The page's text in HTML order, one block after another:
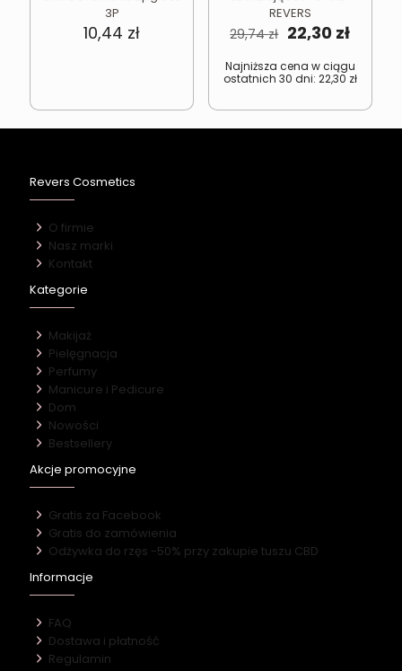
3P
10,44 zł
REVERS
29,74zł Pierwotna
wynosiła:
29,74 zł.
22,30 zł
22,30
Najniższa cena w ciągu
ostatnich 30 dni: 22,30 zł
Revers Cosmetics
O firmie
Nasz marki
Kontakt
Kategorie
Makijaż
Pielęgnacja
Perfumy
Manicure i Pedicure
Dom
Nowości
Bestsellery
Akcje promocyjne
Gratis za Facebook
Gratis do zamówienia
Odżywka do rzęs -50% przy zakupie tuszu CBD
Informacje
FAQ
Dostawa i płatność
Regulamin